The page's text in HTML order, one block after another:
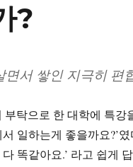
?
면서 쌓인 지극히 편
부탁으로 한 대학에 특
서 일하는게 좋을까요?’
다 똑같아요.’ 라고 쉽게